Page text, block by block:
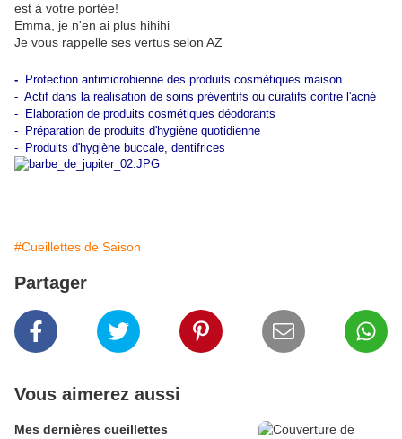
est à votre portée!
Emma, je n'en ai plus hihihi
Je vous rappelle ses vertus selon AZ
-
Protection antimicrobienne des produits cosmétiques maison
- Actif dans la réalisation de soins préventifs ou curatifs contre l'acné
- Elaboration de produits cosmétiques déodorants
- Préparation de produits d'hygiène quotidienne
- Produits d'hygiène buccale, dentifrices
#Cueillettes de Saison
Partager
Vous aimerez aussi
Mes dernières cueillettes